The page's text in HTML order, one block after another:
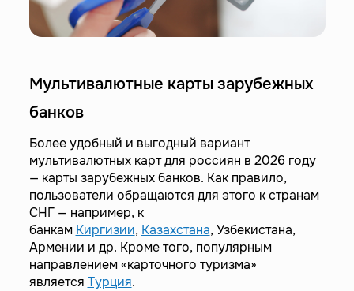
Мультивалютные карты зарубежных
банков
Более удобный и выгодный вариант
мультивалютных карт для россиян в 2026 году
— карты зарубежных банков. Как правило,
пользователи обращаются для этого к странам
СНГ — например, к
банкам Киргизии, Казахстана, Узбекистана,
Армении и др. Кроме того, популярным
направлением «карточного туризма»
является Турция.